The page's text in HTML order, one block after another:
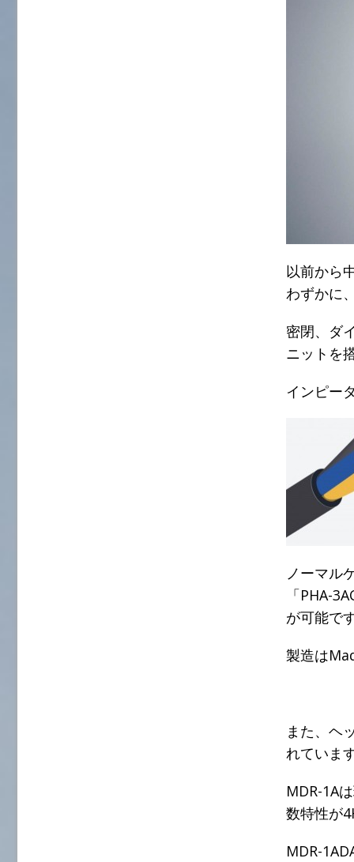
以前から
わずかに
密閉、ダ
ニットを
インピー
ノーマル
「PHA-
が可能です
製造は
また、ヘ
れています
MDR-1A
数特性が
MDR-